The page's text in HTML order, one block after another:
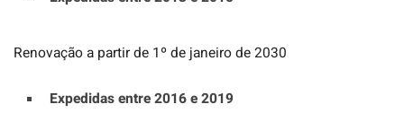
Renovação a partir de 1º de janeiro de 2030
Expedidas entre 2016 e 2019